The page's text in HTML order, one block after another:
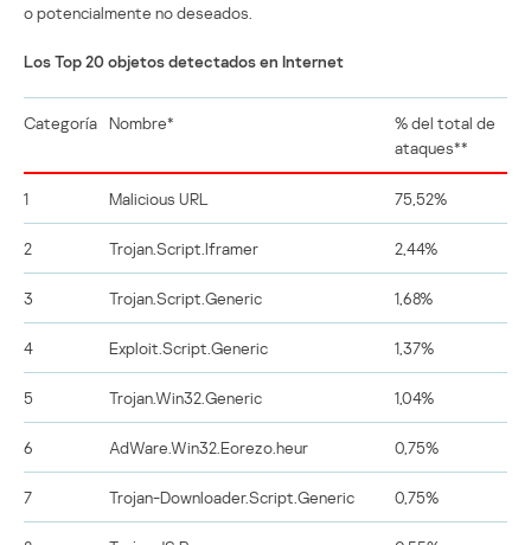
o potencialmente no deseados.
Los Top 20 objetos detectados en Internet
Categoría Nombre*
% del total de
ataques**
1 Malicious URL 75,52%
2 Trojan.Script.Iframer 2,44%
3 Trojan.Script.Generic 1,68%
4 Exploit.Script.Generic 1,37%
5 Trojan.Win32.Generic 1,04%
6 AdWare.Win32.Eorezo.heur 0,75%
7 Trojan-Downloader.Script.Generic 0,75%